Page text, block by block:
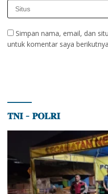
Simpan nama, email, dan
untuk komentar saya
𝐓𝐍𝐈 – 𝐏𝐎𝐋𝐑𝐈